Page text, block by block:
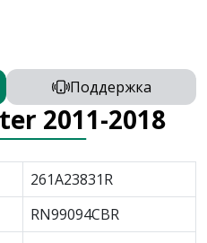
Поддержка
2011-2018
261A23831R
RN99094CBR